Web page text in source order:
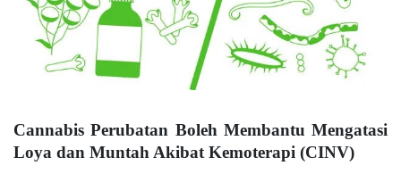
Cannabis Perubatan Boleh Membantu Mengatasi
Loya dan Muntah Akibat Kemoterapi (CINV)